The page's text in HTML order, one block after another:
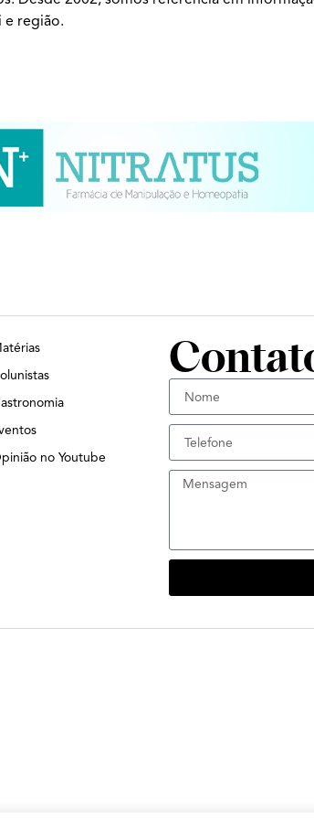
região.
no Youtube